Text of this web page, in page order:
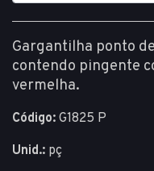
Gargantilha ponto
contendo pingente
vermelha.
Código: G1825 P
Unid.: pç